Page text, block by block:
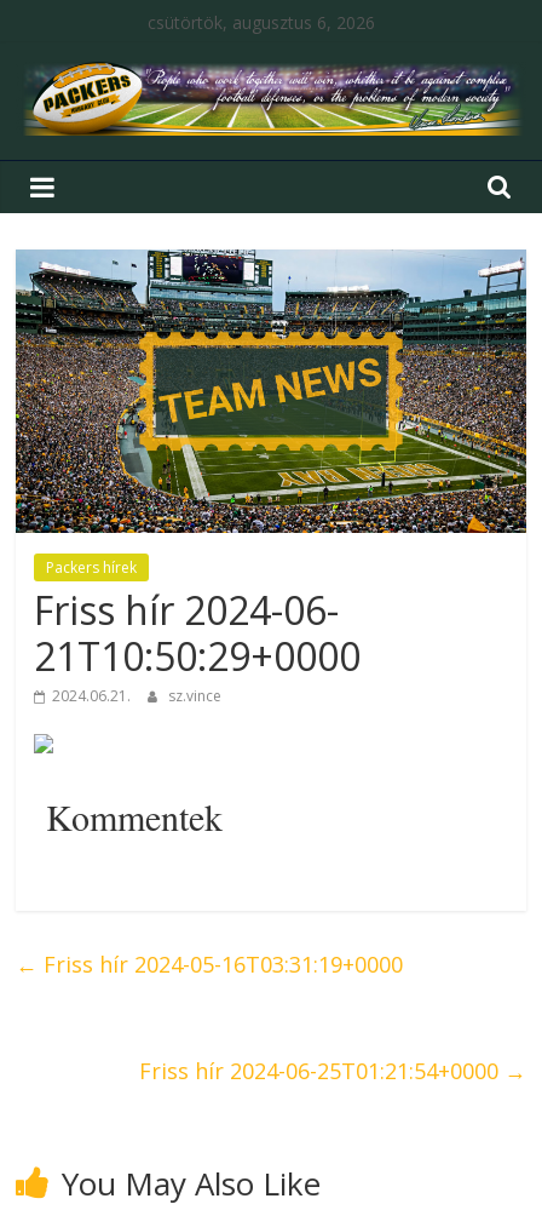
csütörtök, augusztus 6, 2026
Packers hírek
Friss hír 2024-06-
21T10:50:29+0000
2024.06.21. sz.vince
Kommentek
← Friss hír 2024-05-16T03:31:19+0000
Friss hír 2024-06-25T01:21:54+0000 →
You May Also Like